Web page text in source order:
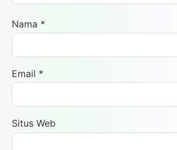
Nama *
Email *
Situs Web